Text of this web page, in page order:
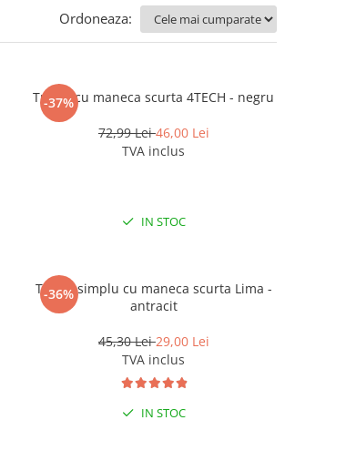
Ordoneaza:
-37%
Tricou cu maneca scurta 4TECH - negru
72,99 Lei46,00 Lei
TVA inclus
IN STOC
-36%
Tricou simplu cu maneca scurta Lima -
antracit
45,30 Lei29,00 Lei
TVA inclus
IN STOC